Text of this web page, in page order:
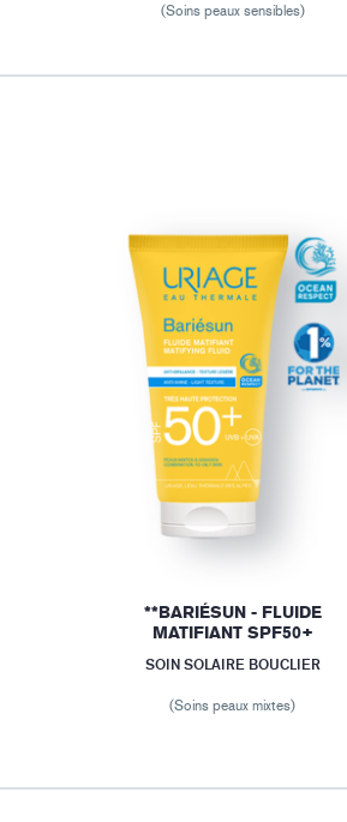
(Soins peaux sensibles)
**BARIÉSUN - FLUIDE
MATIFIANT SPF50+
SOIN SOLAIRE BOUCLIER
(Soins peaux mixtes)